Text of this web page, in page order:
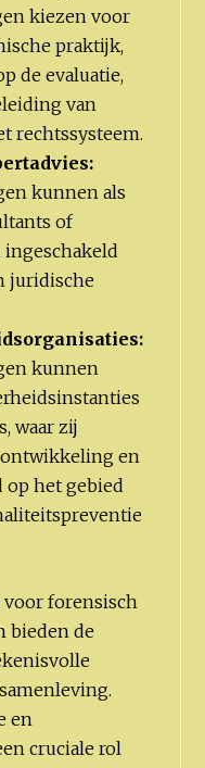
kiezen voor
praktijk,
de evaluatie,
van
rechtssysteem.
kunnen als
of
juridische
kunnen
waar zij
en
het gebied
forensisch
bieden de
en
cruciale rol